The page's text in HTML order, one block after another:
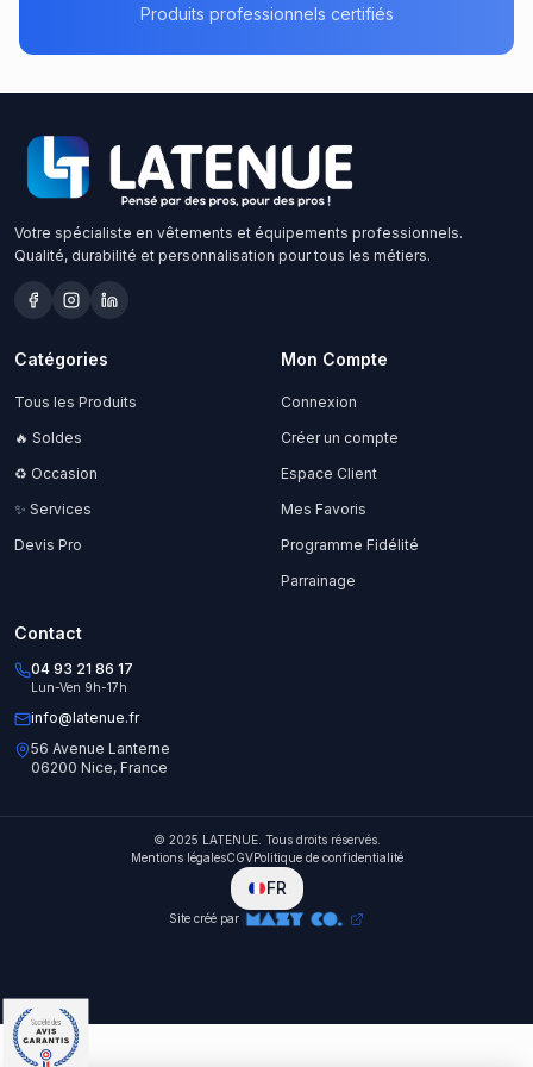
Produits professionnels certifiés
Votre spécialiste en vêtements et équipements professionnels.
Qualité, durabilité et personnalisation pour tous les métiers.
Catégories
Tous les Produits
🔥 Soldes
♻️ Occasion
✨ Services
Devis Pro
Mon Compte
Connexion
Créer un compte
Espace Client
Mes Favoris
Programme Fidélité
Parrainage
Contact
04 93 21 86 17
Lun-Ven 9h-17h
info@latenue.fr
56 Avenue Lanterne
06200 Nice, France
© 2025 LATENUE. Tous droits réservés.
Mentions légalesCGVPolitique de confidentialité
FR
Site créé par